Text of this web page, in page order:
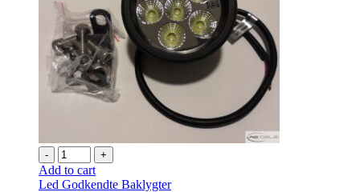
- +
Add to cart
Led Godkendte Baklygter